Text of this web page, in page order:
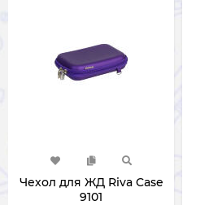
Чехол для ЖД Riva Case
9101